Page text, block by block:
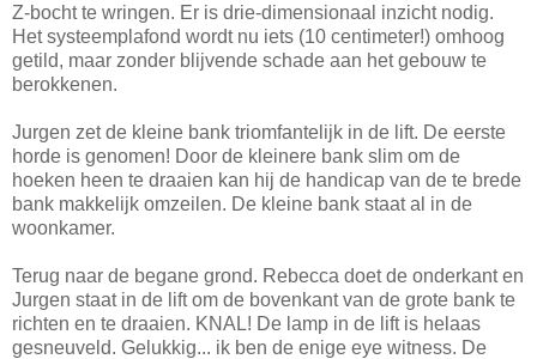
Z-bocht te wringen. Er is drie-dimensionaal inzicht nodig.
Het systeemplafond wordt nu iets (10 centimeter!) omhoog
getild, maar zonder blijvende schade aan het gebouw te
berokkenen.
Jurgen zet de kleine bank triomfantelijk in de lift. De eerste
horde is genomen! Door de kleinere bank slim om de
hoeken heen te draaien kan hij de handicap van de te brede
bank makkelijk omzeilen. De kleine bank staat al in de
woonkamer.
Terug naar de begane grond. Rebecca doet de onderkant en
Jurgen staat in de lift om de bovenkant van de grote bank te
richten en te draaien. KNAL! De lamp in de lift is helaas
gesneuveld. Gelukkig... ik ben de enige eye witness. De